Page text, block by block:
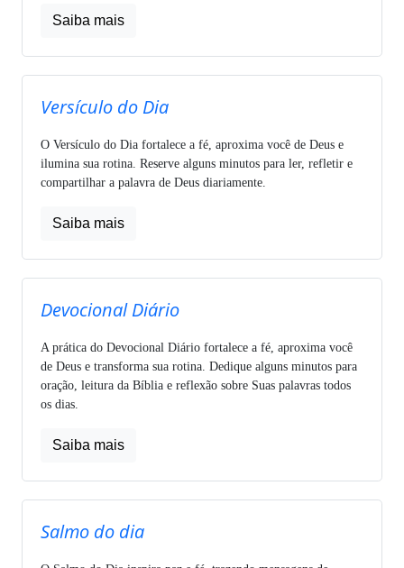
Saiba mais
Versículo do Dia
O Versículo do Dia fortalece a fé, aproxima você de Deus e
ilumina sua rotina. Reserve alguns minutos para ler, refletir e
compartilhar a palavra de Deus diariamente.
Saiba mais
Devocional Diário
A prática do Devocional Diário fortalece a fé, aproxima você
de Deus e transforma sua rotina. Dedique alguns minutos para
oração, leitura da Bíblia e reflexão sobre Suas palavras todos
os dias.
Saiba mais
Salmo do dia